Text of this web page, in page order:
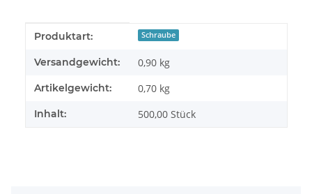
Produkteigenschaft
Wert
Produktart: Schraube
Versandgewicht: 0,90 kg
Artikelgewicht: 0,70 kg
Inhalt: 500,00 Stück